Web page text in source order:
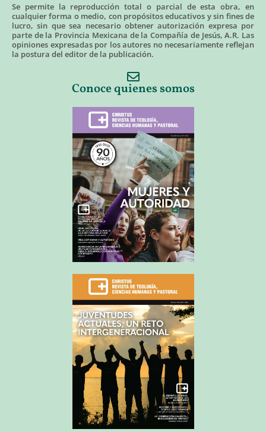
Se permite la reproducción total o parcial de esta obra, en
cualquier forma o medio, con propósitos educativos y sin fines de
lucro, sin que sea necesario obtener autorización expresa por
parte de la Provincia Mexicana de la Compañía de Jesús, A.R. Las
opiniones expresadas por los autores no necesariamente reflejan
la postura del editor de la publicación.
Conoce quienes somos